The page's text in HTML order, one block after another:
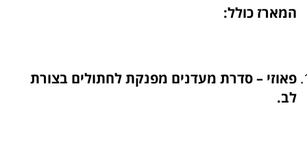
המארז כולל:
פאוזי – סדרת מעדנים מפנקת לחתולים בצורת
לב.